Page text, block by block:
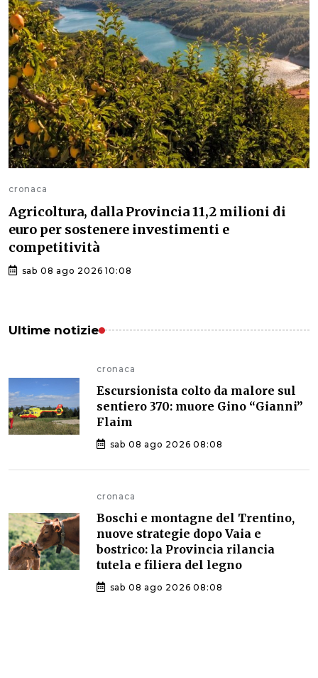
cronaca
Agricoltura, dalla Provincia 11,2 milioni di
euro per sostenere investimenti e
competitività
sab 08 ago 2026 10:08
Ultime notizie
cronaca
Escursionista colto da malore sul
sentiero 370: muore Gino “Gianni”
Flaim
sab 08 ago 2026 08:08
cronaca
Boschi e montagne del Trentino,
nuove strategie dopo Vaia e
bostrico: la Provincia rilancia
tutela e filiera del legno
sab 08 ago 2026 08:08